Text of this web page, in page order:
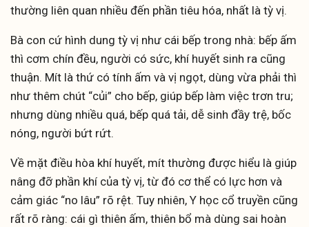
thường liên quan nhiều đến phần tiêu hóa, nhất là tỳ vị.
Bà con cứ hình dung tỳ vị như cái bếp trong nhà: bếp ấm
thì cơm chín đều, người có sức, khí huyết sinh ra cũng
thuận. Mít là thứ có tính ấm và vị ngọt, dùng vừa phải thì
như thêm chút “củi” cho bếp, giúp bếp làm việc trơn tru;
nhưng dùng nhiều quá, bếp quá tải, dễ sinh đầy trệ, bốc
nóng, người bứt rứt.
Về mặt điều hòa khí huyết, mít thường được hiểu là giúp
nâng đỡ phần khí của tỳ vị, từ đó cơ thể có lực hơn và
cảm giác “no lâu” rõ rệt. Tuy nhiên, Y học cổ truyền cũng
rất rõ ràng: cái gì thiên ấm, thiên bổ mà dùng sai hoàn